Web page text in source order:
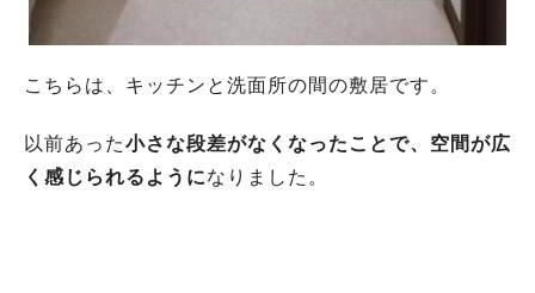
こちらは、キッチンと洗面所の間の敷居です。
以前あった小さな段差がなくなったことで、空間が広
く感じられるようになりました。